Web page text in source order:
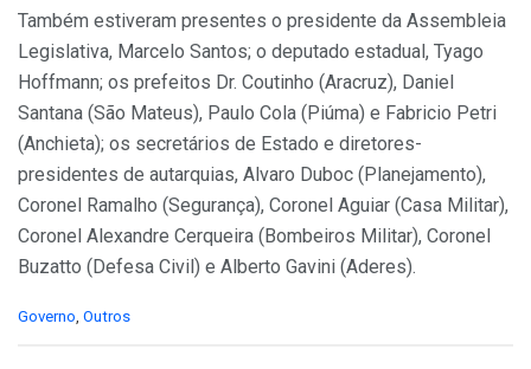
Também estiveram presentes o presidente da Assembleia
Legislativa, Marcelo Santos; o deputado estadual, Tyago
Hoffmann; os prefeitos Dr. Coutinho (Aracruz), Daniel
Santana (São Mateus), Paulo Cola (Piúma) e Fabricio Petri
(Anchieta); os secretários de Estado e diretores-
presidentes de autarquias, Alvaro Duboc (Planejamento),
Coronel Ramalho (Segurança), Coronel Aguiar (Casa Militar),
Coronel Alexandre Cerqueira (Bombeiros Militar), Coronel
Buzatto (Defesa Civil) e Alberto Gavini (Aderes).
C
Governo, Outros